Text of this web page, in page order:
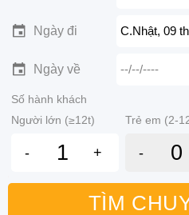
Ngày đi C.Nhật, 09
Ngày về --/--/----
Số hành khách
Người lớn (≥12t)
Trẻ em (2-
- + -
TÌM